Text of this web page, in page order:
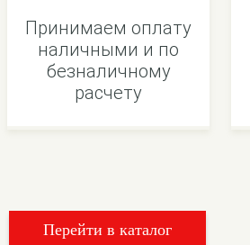
Принимаем оплату
наличными и по
безналичному
расчету
Перейти в каталог